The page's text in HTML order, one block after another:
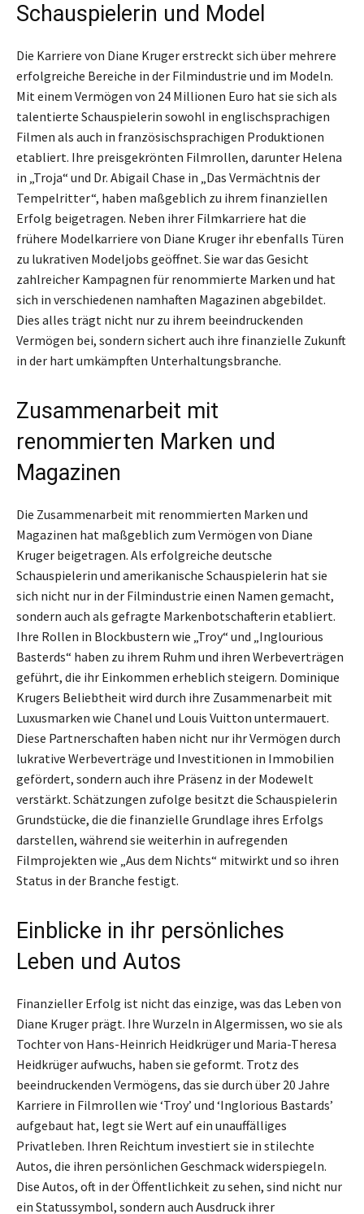
Schauspielerin und Model
Die Karriere von Diane Kruger erstreckt sich über mehrere
erfolgreiche Bereiche in der Filmindustrie und im Modeln.
Mit einem Vermögen von 24 Millionen Euro hat sie sich als
talentierte Schauspielerin sowohl in englischsprachigen
Filmen als auch in französischsprachigen Produktionen
etabliert. Ihre preisgekrönten Filmrollen, darunter Helena
in „Troja“ und Dr. Abigail Chase in „Das Vermächtnis der
Tempelritter“, haben maßgeblich zu ihrem finanziellen
Erfolg beigetragen. Neben ihrer Filmkarriere hat die
frühere Modelkarriere von Diane Kruger ihr ebenfalls Türen
zu lukrativen Modeljobs geöffnet. Sie war das Gesicht
zahlreicher Kampagnen für renommierte Marken und hat
sich in verschiedenen namhaften Magazinen abgebildet.
Dies alles trägt nicht nur zu ihrem beeindruckenden
Vermögen bei, sondern sichert auch ihre finanzielle Zukunft
in der hart umkämpften Unterhaltungsbranche.
Zusammenarbeit mit
renommierten Marken und
Magazinen
Die Zusammenarbeit mit renommierten Marken und
Magazinen hat maßgeblich zum Vermögen von Diane
Kruger beigetragen. Als erfolgreiche deutsche
Schauspielerin und amerikanische Schauspielerin hat sie
sich nicht nur in der Filmindustrie einen Namen gemacht,
sondern auch als gefragte Markenbotschafterin etabliert.
Ihre Rollen in Blockbustern wie „Troy“ und „Inglourious
Basterds“ haben zu ihrem Ruhm und ihren Werbeverträgen
geführt, die ihr Einkommen erheblich steigern. Dominique
Krugers Beliebtheit wird durch ihre Zusammenarbeit mit
Luxusmarken wie Chanel und Louis Vuitton untermauert.
Diese Partnerschaften haben nicht nur ihr Vermögen durch
lukrative Werbeverträge und Investitionen in Immobilien
gefördert, sondern auch ihre Präsenz in der Modewelt
verstärkt. Schätzungen zufolge besitzt die Schauspielerin
Grundstücke, die die finanzielle Grundlage ihres Erfolgs
darstellen, während sie weiterhin in aufregenden
Filmprojekten wie „Aus dem Nichts“ mitwirkt und so ihren
Status in der Branche festigt.
Einblicke in ihr persönliches
Leben und Autos
Finanzieller Erfolg ist nicht das einzige, was das Leben von
Diane Kruger prägt. Ihre Wurzeln in Algermissen, wo sie als
Tochter von Hans-Heinrich Heidkrüger und Maria-Theresa
Heidkrüger aufwuchs, haben sie geformt. Trotz des
beeindruckenden Vermögens, das sie durch über 20 Jahre
Karriere in Filmrollen wie ‘Troy’ und ‘Inglorious Bastards’
aufgebaut hat, legt sie Wert auf ein unauffälliges
Privatleben. Ihren Reichtum investiert sie in stilechte
Autos, die ihren persönlichen Geschmack widerspiegeln.
Dise Autos, oft in der Öffentlichkeit zu sehen, sind nicht nur
ein Statussymbol, sondern auch Ausdruck ihrer